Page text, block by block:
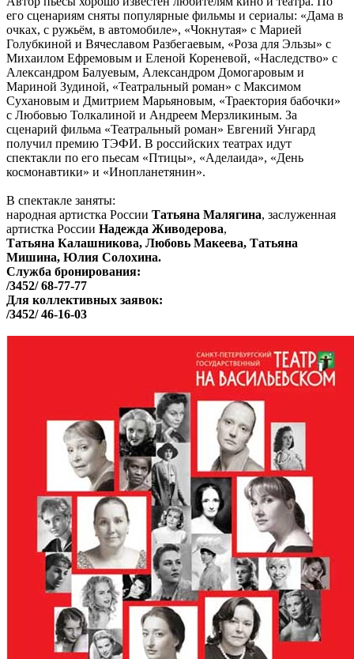
его сценариям сняты популярные фильмы и сериалы: «Дама в
очках, с ружьём, в автомобиле», «Чокнутая» с Марией
Голубкиной и Вячеславом Разбегаевым, «Роза для Эльзы» с
Михаилом Ефремовым и Еленой Кореневой, «Наследство» с
Александром Балуевым, Александром Домогаровым и
Мариной Зудиной, «Театральный роман» с Максимом
Сухановым и Дмитрием Марьяновым, «Траектория бабочки»
с Любовью Толкалиной и Андреем Мерзликиным. За
сценарий фильма «Театральный роман» Евгений Унгард
получил премию ТЭФИ. В российских театрах идут
спектакли по его пьесам «Птицы», «Аделаида», «День
космонавтики» и «Инопланетянин».
В спектакле заняты:
народная артистка России Татьяна Малягина, заслуженная
артистка России Надежда Живодерова,
Татьяна Калашникова, Любовь Макеева, Татьяна
Мишина, Юлия Солохина.
Служба бронирования:
/3452/ 68-77-77
Для коллективных заявок:
/3452/ 46-16-03